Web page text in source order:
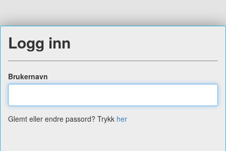
Logg inn
Brukernavn
Glemt eller endre passord? Trykk her